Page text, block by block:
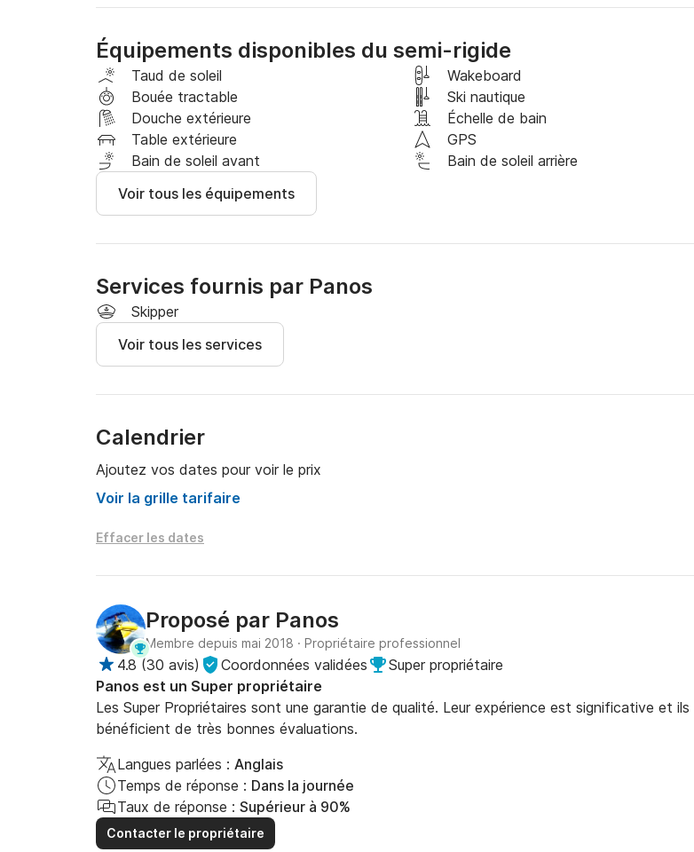
isolées de Paxos, un bateau est ce qu'il vous faut ! Vous pouvez faire le tour de Paxos et
d'Antipaxos et vous pouvez également visiter d'autres îles ioniennes si vous le souhaitez !
Extras :
- Skipper 90 euros par jour
- Carburant
Nous pouvons transférer le bateau vers n'importe quelle autre île ionienne de votre choix sur
Équipements disponibles du semi-rigide
Taud de soleil
Wakeboard
Bouée tractable
Ski nautique
Douche extérieure
Échelle de bain
Table extérieure
GPS
Bain de soleil avant
Bain de soleil arrière
Voir tous les équipements
Services fournis par Panos
Skipper
Voir tous les services
Calendrier
Ajoutez vos dates pour voir le prix
Voir la grille tarifaire
Effacer les dates
Proposé par Panos
Membre depuis mai 2018 · Propriétaire professionnel
4.8 (30 avis) Coordonnées validées
Super propriétaire
Panos est un Super propriétaire
Les Super Propriétaires sont une garantie de qualité. Leur expérience est significative et ils
bénéficient de très bonnes évaluations.
Langues parlées : Anglais
Temps de réponse : Dans la journée
Taux de réponse : Supérieur à 90%
Contacter le propriétaire